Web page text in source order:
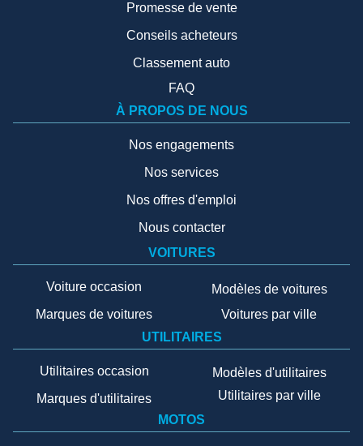
Promesse de vente
Conseils acheteurs
Classement auto
FAQ
À PROPOS DE NOUS
Nos engagements
Nos services
Nos offres d'emploi
Nous contacter
VOITURES
Voiture occasion
Marques de voitures
Modèles de voitures
Voitures par ville
UTILITAIRES
Utilitaires occasion
Marques d'utilitaires
Modèles d'utilitaires
Utilitaires par ville
MOTOS